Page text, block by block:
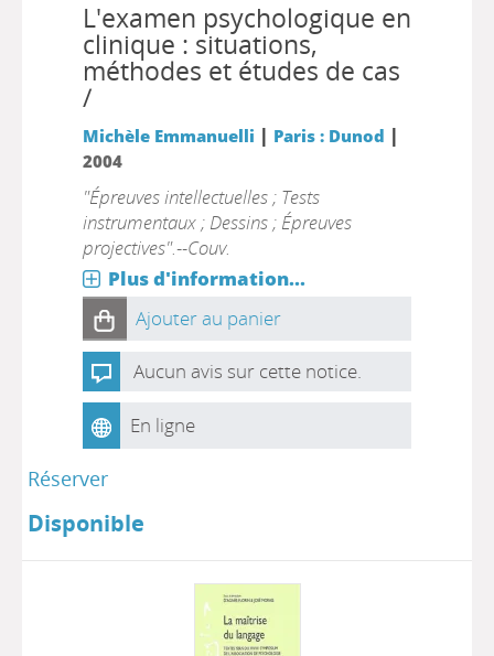
L'examen psychologique en
clinique : situations,
méthodes et études de cas
/
Michèle Emmanuelli | Paris : Dunod |
2004
"Épreuves intellectuelles ; Tests
instrumentaux ; Dessins ; Épreuves
projectives".--Couv.
Plus d'information...
Ajouter au panier
Aucun avis sur cette notice.
En ligne
Réserver
Disponible